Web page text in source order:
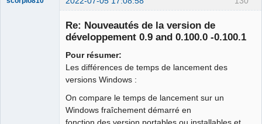
Re: Nouveautés de la version de
développement 0.9 and 0.100.0 -0.100.1
Pour résumer:
Les différences de temps de lancement des
versions Windows :
On compare le temps de lancement sur un
Windows fraîchement démarré en